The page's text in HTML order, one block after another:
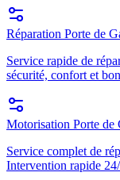
Réparation Porte de
Service rapide de
sécurité, confort et
Motorisation Porte de
Service complet de
Intervention rapide